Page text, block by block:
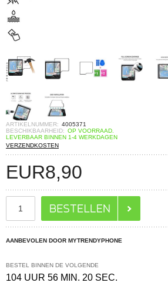
ARTIKELNUMMER: 4005371
BESCHIKBAARHEID: OP VOORRAAD.
LEVERBAAR BINNEN 1-4 WERKDAGEN
VERZENDKOSTEN
EUR8,90
AANBEVOLEN DOOR MYTRENDYPHONE
BESTEL BINNEN DE VOLGENDE
104 UUR 56 MIN. 20 SEC.